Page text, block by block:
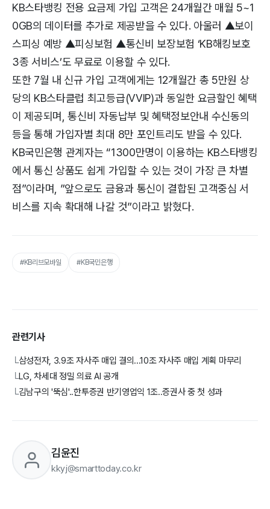
KB스타뱅킹 전용 요금제 가입 고객은 24개월간 매월 5~1
0GB의 데이터를 추가로 제공받을 수 있다. 아울러 ▲보이
스피싱 예방 ▲피싱보험 ▲통신비 보장보험 ‘KB해킹보호
3종 서비스’도 무료로 이용할 수 있다.
또한 7월 내 신규 가입 고객에게는 12개월간 총 5만원 상
당의 KB스타클럽 최고등급(VVIP)과 동일한 요금할인 혜택
이 제공되며, 통신비 자동납부 및 혜택정보안내 수신동의
등을 통해 가입자별 최대 8만 포인트리도 받을 수 있다.
KB국민은행 관계자는 “1300만명이 이용하는 KB스타뱅킹
에서 통신 상품도 쉽게 가입할 수 있는 것이 가장 큰 차별
점”이라며, ”앞으로도 금융과 통신이 결합된 고객중심 서
비스를 지속 확대해 나갈 것”이라고 밝혔다.
#KB리브모바일 #KB국민은행
관련기사
└삼성전자, 3.9조 자사주 매입 결의...10조 자사주 매입 계획 마무리
└LG, 차세대 정밀 의료 AI 공개
└김남구의 '뚝심'..한투증권 반기영업익 1조..증권사 중 첫 성과
김윤진
kkyj@smarttoday.co.kr